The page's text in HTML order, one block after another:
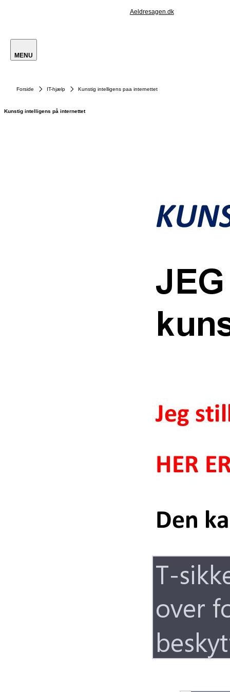
Aeldresagen.dk
MENU
Forside IT-hjælp Kunstig intelligens paa internettet
Kunstig intelligens på internettet